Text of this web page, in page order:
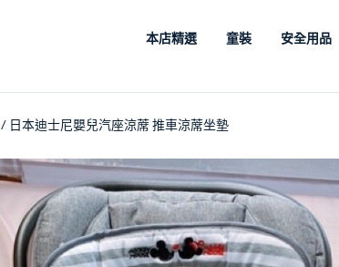
本店精選 童裝 安全用品
/ 日本迪士尼嬰兒汽座涼蓆 推車涼蓆坐墊